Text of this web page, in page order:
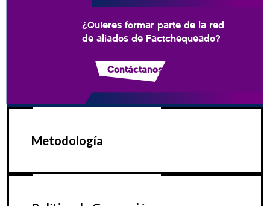
¿Quieres formar parte de la red
de aliados de Factchequeado?
Contáctanos
Metodología